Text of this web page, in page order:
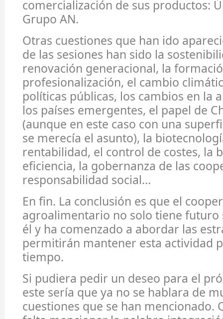
comercialización de sus productos:
Grupo AN.
Otras cuestiones que han ido
de las sesiones han sido la
renovación generacional, la
profesionalización, el cambio
políticas públicas, los cambios en la
los países emergentes, el papel de
(aunque en este caso con una
se merecía el asunto), la
rentabilidad, el control de costes, la
eficiencia, la gobernanza de las
responsabilidad social…
En fin. La conclusión es que el
agroalimentario no solo tiene futuro
él y ha comenzado a abordar las
permitirán mantener esta actividad
tiempo.
Si pudiera pedir un deseo para el
este sería que ya no se hablara de
cuestiones que se han mencionado.